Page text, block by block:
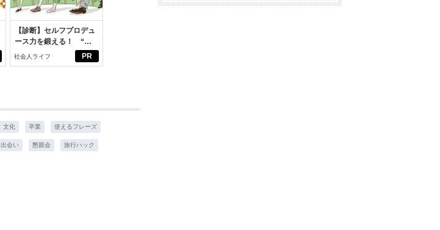
PR
【診断】セルフプロデュ
ース力を鍛える！ “ジ
ブン観”診断
社会人ライフ
文化 卒業 使えるフレーズ
出会い 懇親会 旅行ハック